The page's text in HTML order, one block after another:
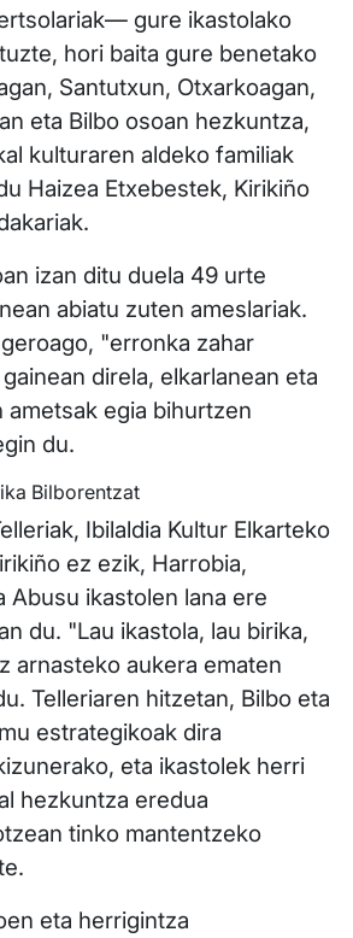
gure ikastolako
hori baita gure benetako
Santutxun, Otxarkoagan,
eta Bilbo osoan hezkuntza,
kulturaren aldeko familiak
Haizea Etxebestek, Kirikiño
izan ditu duela 49 urte
abiatu zuten ameslariak.
"erronka zahar
direla, elkarlanean eta
egia bihurtzen
du.
Bilborentzat
Ibilaldia Kultur Elkarteko
ez ezik, Harrobia,
Abusu ikastolen lana ere
du. "Lau ikastola, lau birika,
arnasteko aukera ematen
Telleriaren hitzetan, Bilbo eta
estrategikoak dira
eta ikastolek herri
hezkuntza eredua
tinko mantentzeko
eta herrigintza